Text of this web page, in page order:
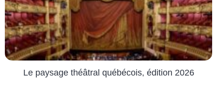
Le paysage théâtral québécois, édition 2026